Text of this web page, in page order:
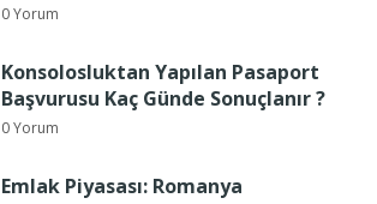
0 Yorum
Konsolosluktan Yapılan Pasaport
Başvurusu Kaç Günde Sonuçlanır ?
0 Yorum
Emlak Piyasası: Romanya